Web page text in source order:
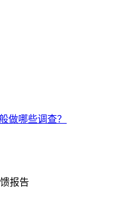
做哪些调查？
报告